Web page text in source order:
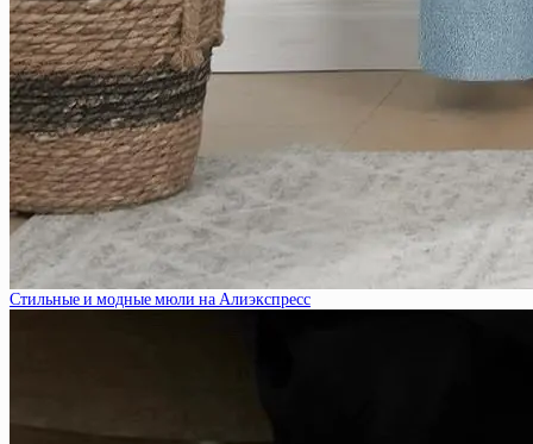
Стильные и модные мюли на Алиэкспресс